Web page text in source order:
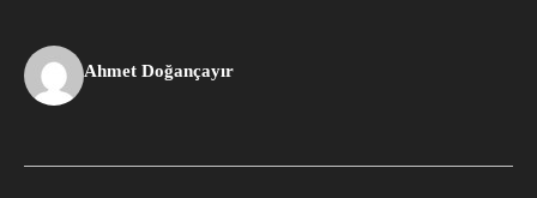
Ahmet Doğançayır